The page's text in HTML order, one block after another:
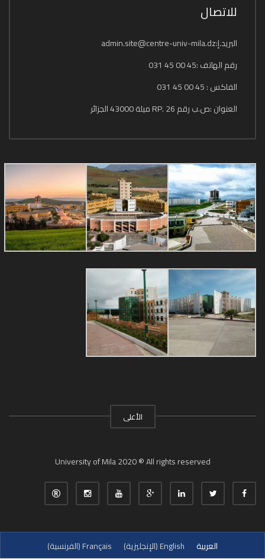
للاتصال
البريد.إ:admin.site@centre-univ-mila.dz
رقم الهاتف :45 00 45 031
الفاكس : 45 00 45 031
العنوان :ص.ب رقم 26 .RP ميلة 43000 الجزائر
الأعلى
University of Mila 2020 ® All rights reserved
العربية English
(الإنجليزية)
Français
(الفرنسية)